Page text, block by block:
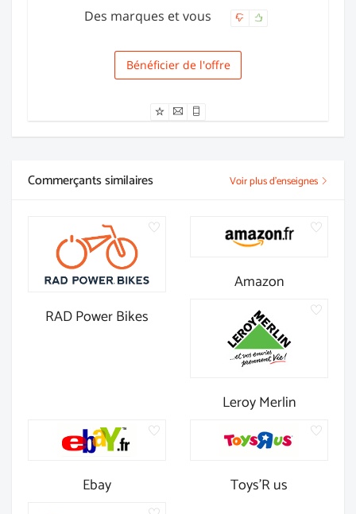
Des marques et vous
Livraison
Bénéficier de l'offre
Commerçants similaires Voir plus d'enseignes
RAD Power Bikes
Amazon
Leroy Merlin
Ebay Toys'R us